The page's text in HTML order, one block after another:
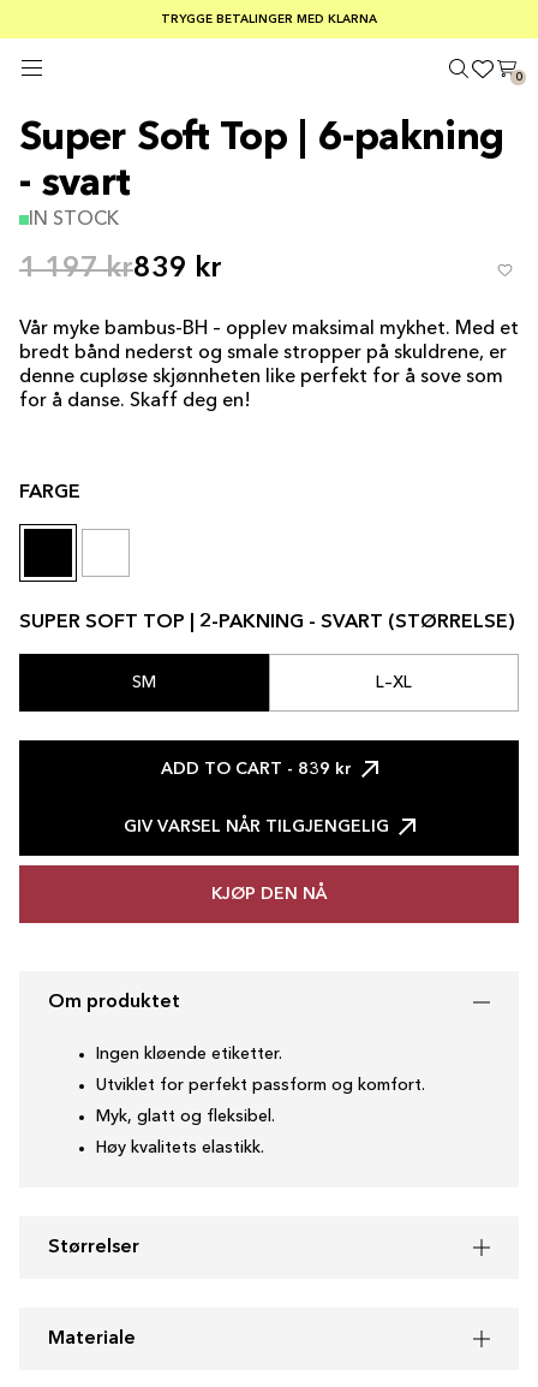
SOMMERSALG 30–50 % RABATT PÅ ALT
GRATIS FRAKT PÅ ORDRE OVER €100
TRYGGE BETALINGER MED KLARNA
0
Super Soft Top | 6-pakning
- svart
IN STOCK
1 197 kr839 kr
Vår myke bambus-BH – opplev maksimal mykhet. Med et
bredt bånd nederst og smale stropper på skuldrene, er
denne cupløse skjønnheten like perfekt for å sove som
for å danse. Skaff deg en!
FARGE
SUPER SOFT TOP | 2-PAKNING - SVART (STØRRELSE)
SM L–XL
ADD TO CART - 839 kr
GIV VARSEL NÅR TILGJENGELIG
KJØP DEN NÅ
Om produktet
Ingen kløende etiketter.
Utviklet for perfekt passform og komfort.
Myk, glatt og fleksibel.
Høy kvalitets elastikk.
Størrelser
Materiale